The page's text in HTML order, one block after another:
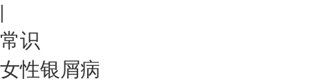
|
常识
女性银屑病